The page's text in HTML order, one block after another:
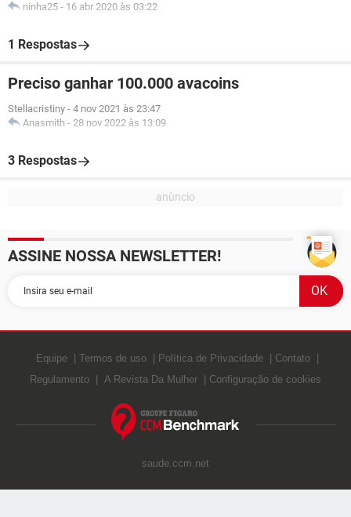
ninha25 - 16 abr 2020 às 03:22
1 Respostas
Preciso ganhar 100.000 avacoins
Stellacristiny - 4 nov 2021 às 23:47
Anasmith - 28 nov 2022 às 13:09
3 Respostas
ASSINE NOSSA NEWSLETTER!
Equipe Termos de uso Política de Privacidade
Contato
Regulamento
A Revista Da Mulher Configuração de cookies
saude.ccm.net